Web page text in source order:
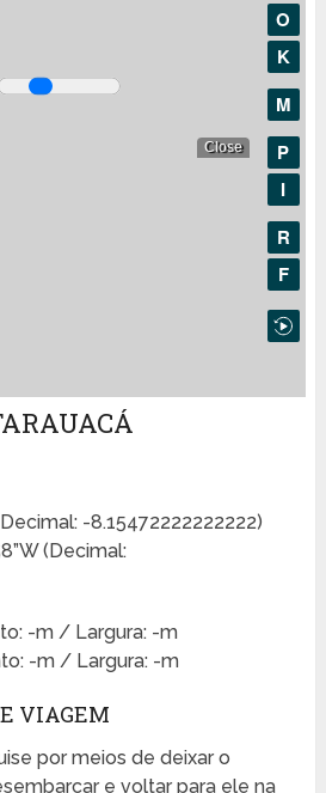
-8.15472222222222)
(Decimal:
-m / Largura: -m
-m / Largura: -m
VIAGEM
por meios de deixar o
e voltar para ele na